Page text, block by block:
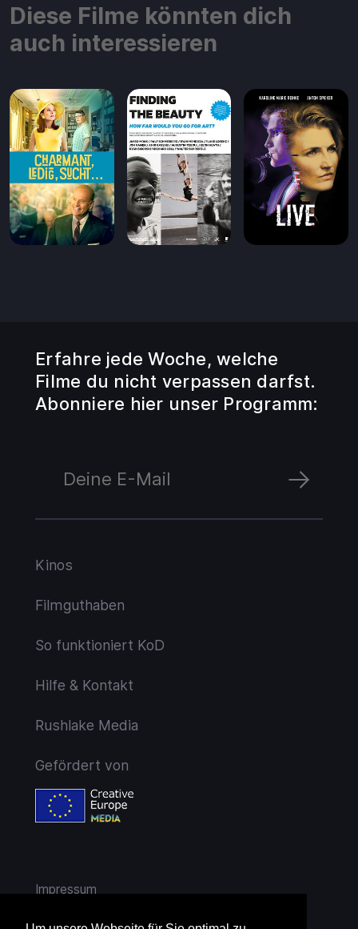
Diese Filme könnten dich
auch interessieren
Erfahre jede Woche, welche
Filme du nicht verpassen darfst.
Abonniere hier unser Programm:
Kinos
Filmguthaben
So funktioniert KoD
Hilfe & Kontakt
Rushlake Media
Gefördert von
Impressum